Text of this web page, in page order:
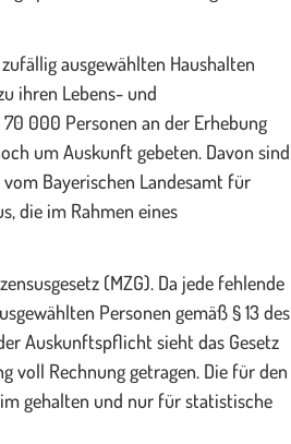
ausgewählten Haushalten
ihren Lebens- und
000 Personen an der Erhebung
um Auskunft gebeten. Davon sind
Bayerischen Landesamt für
die im Rahmen eines
(MZG). Da jede fehlende
Personen gemäß § 13 des
Auskunftspflicht sieht das Gesetz
voll Rechnung getragen. Die für den
gehalten und nur für statistische